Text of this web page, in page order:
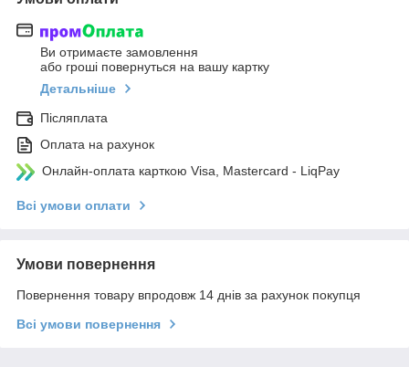
Ви отримаєте замовлення
або гроші повернуться на вашу картку
Детальніше
Післяплата
Оплата на рахунок
Онлайн-оплата карткою Visa, Mastercard - LiqPay
Всі умови оплати
Умови повернення
Повернення товару впродовж 14 днів за рахунок покупця
Всі умови повернення